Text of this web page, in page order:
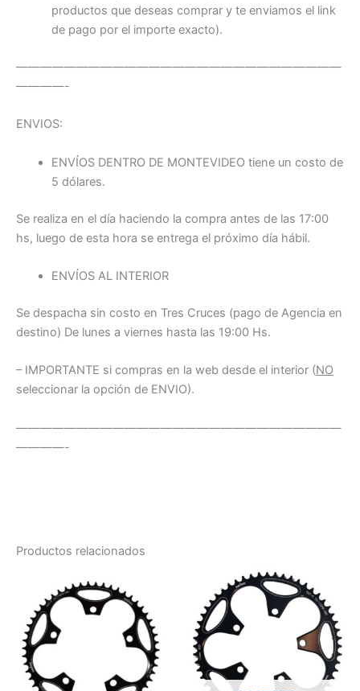
productos que deseas comprar y te enviamos el link
de pago por el importe exacto).
———————————————————————————
————-
ENVIOS:
ENVÍOS DENTRO DE MONTEVIDEO tiene un costo de
5 dólares.
Se realiza en el día haciendo la compra antes de las 17:00
hs, luego de esta hora se entrega el próximo día hábil.
ENVÍOS AL INTERIOR
Se despacha sin costo en Tres Cruces (pago de Agencia en
destino) De lunes a viernes hasta las 19:00 Hs.
– IMPORTANTE si compras en la web desde el interior (NO
seleccionar la opción de ENVIO).
———————————————————————————
————-
Productos relacionados